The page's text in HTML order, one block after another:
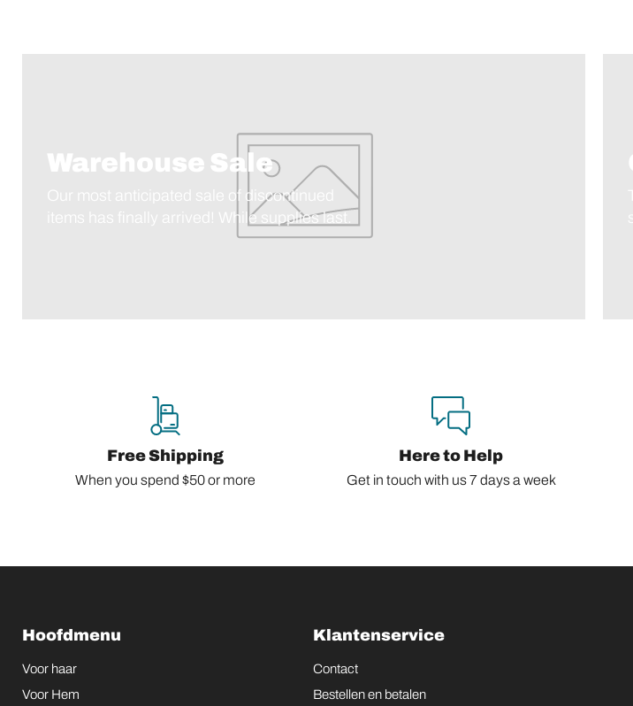
Warehouse Sale
Our most anticipated sale of discontinued
items has finally arrived! While supplies last.
Free Shipping
When you spend $50 or more
Here to Help
Get in touch with us 7 days a week
Hoofdmenu
Voor haar
Voor Hem
Klantenservice
Contact
Bestellen en betalen